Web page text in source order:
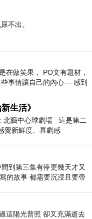
不出。
在做笑果， PO文有題材，
事情讓自己的內心--- 感到
生活》
北藝中心球劇場 這是第二
覺新鮮度、喜劇感
到第三集有停更幾天才又
的故事 都需要沉浸且要帶
這陽光普照 卻又充滿逝去